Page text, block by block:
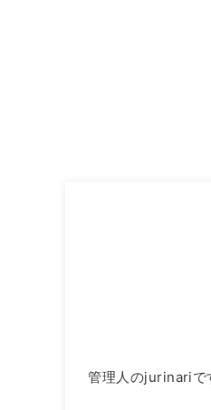
管理人のjurinariで